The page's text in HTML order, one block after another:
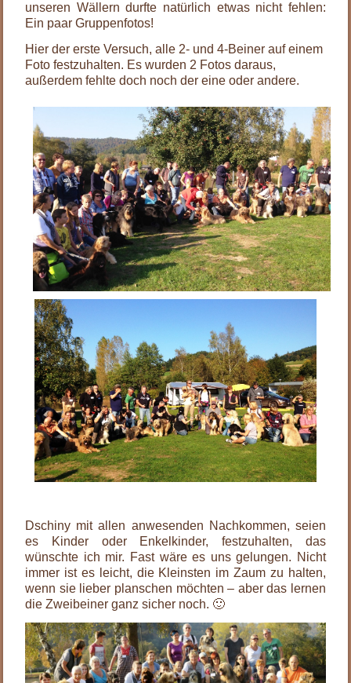
unseren Wällern durfte natürlich etwas nicht fehlen:
Ein paar Gruppenfotos!
Hier der erste Versuch, alle 2- und 4-Beiner auf einem
Foto festzuhalten. Es wurden 2 Fotos daraus,
außerdem fehlte doch noch der eine oder andere.
Dschiny mit allen anwesenden Nachkommen, seien
es Kinder oder Enkelkinder, festzuhalten, das
wünschte ich mir. Fast wäre es uns gelungen. Nicht
immer ist es leicht, die Kleinsten im Zaum zu halten,
wenn sie lieber planschen möchten – aber das lernen
die Zweibeiner ganz sicher noch. 🙂